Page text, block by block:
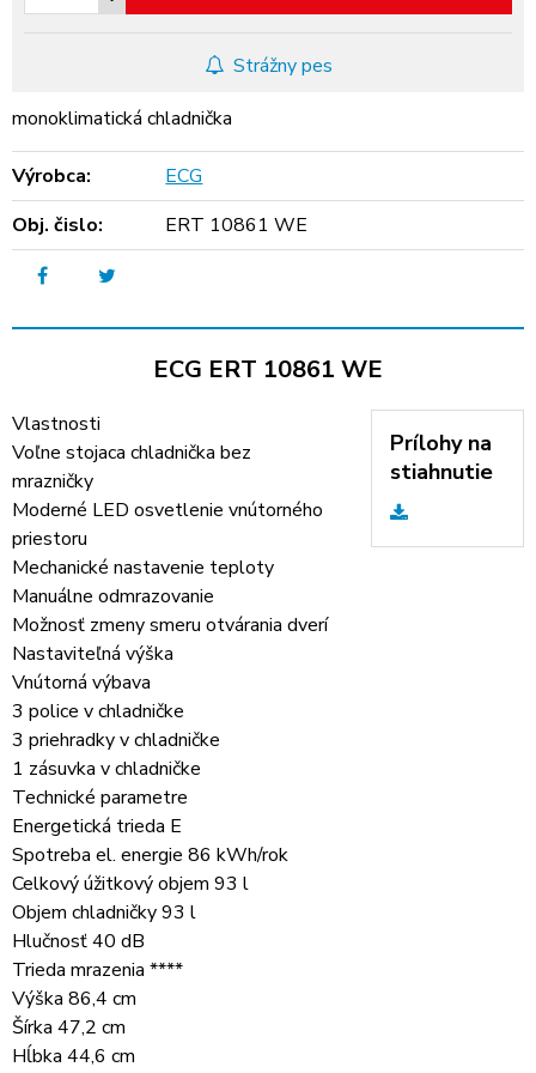
Strážny pes
monoklimatická chladnička
Výrobca:
ECG
Obj. čislo:
ERT 10861 WE
ECG ERT 10861 WE
Prílohy na
stiahnutie
Vlastnosti
Voľne stojaca chladnička bez
mrazničky
Moderné LED osvetlenie vnútorného
priestoru
Mechanické nastavenie teploty
Manuálne odmrazovanie
Možnosť zmeny smeru otvárania dverí
Nastaviteľná výška
Vnútorná výbava
3 police v chladničke
3 priehradky v chladničke
1 zásuvka v chladničke
Technické parametre
Energetická trieda E
Spotreba el. energie 86 kWh/rok
Celkový úžitkový objem 93 l
Objem chladničky 93 l
Hlučnosť 40 dB
Trieda mrazenia ****
Výška 86,4 cm
Šírka 47,2 cm
Hĺbka 44,6 cm